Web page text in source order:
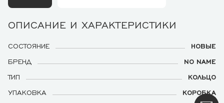
ОПИСАНИЕ И ХАРАКТЕРИСТИКИ
СОСТОЯНИЕ
НОВЫЕ
БРЕНД
NO NAME
ТИП
КОЛЬЦО
УПАКОВКА
КОРОБКА